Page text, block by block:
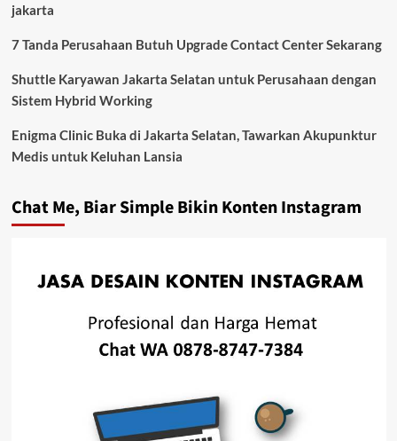
jakarta
7 Tanda Perusahaan Butuh Upgrade Contact Center Sekarang
Shuttle Karyawan Jakarta Selatan untuk Perusahaan dengan
Sistem Hybrid Working
Enigma Clinic Buka di Jakarta Selatan, Tawarkan Akupunktur
Medis untuk Keluhan Lansia
Chat Me, Biar Simple Bikin Konten Instagram